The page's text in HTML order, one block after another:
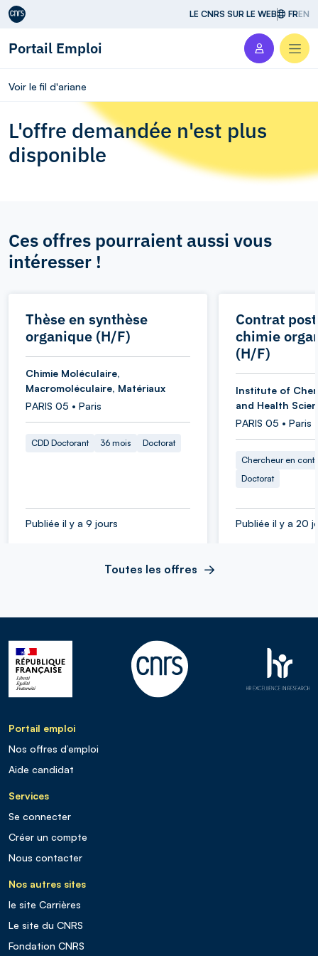
Aller au contenu LE CNRS SUR LE WEB FREN
Portail Emploi
Voir le fil d'ariane
L'offre demandée n'est plus
disponible
Ces offres pourraient aussi vous
intéresser !
Thèse en synthèse
organique (H/F)
Chimie Moléculaire,
Macromoléculaire, Matériaux
PARIS 05 • Paris
CDD Doctorant 36 mois Doctorat
Publiée il y a 9 jours
Contrat
chimie
(H/F)
Institute of
and Health
PARIS 05 • Paris
Chercheur en
Doctorat
Publiée il y a 20
Toutes les offres
Portail emploi
Nos offres d’emploi
Aide candidat
Services
Se connecter
Créer un compte
Nous contacter
Nos autres sites
le site Carrières
Le site du CNRS
Fondation CNRS